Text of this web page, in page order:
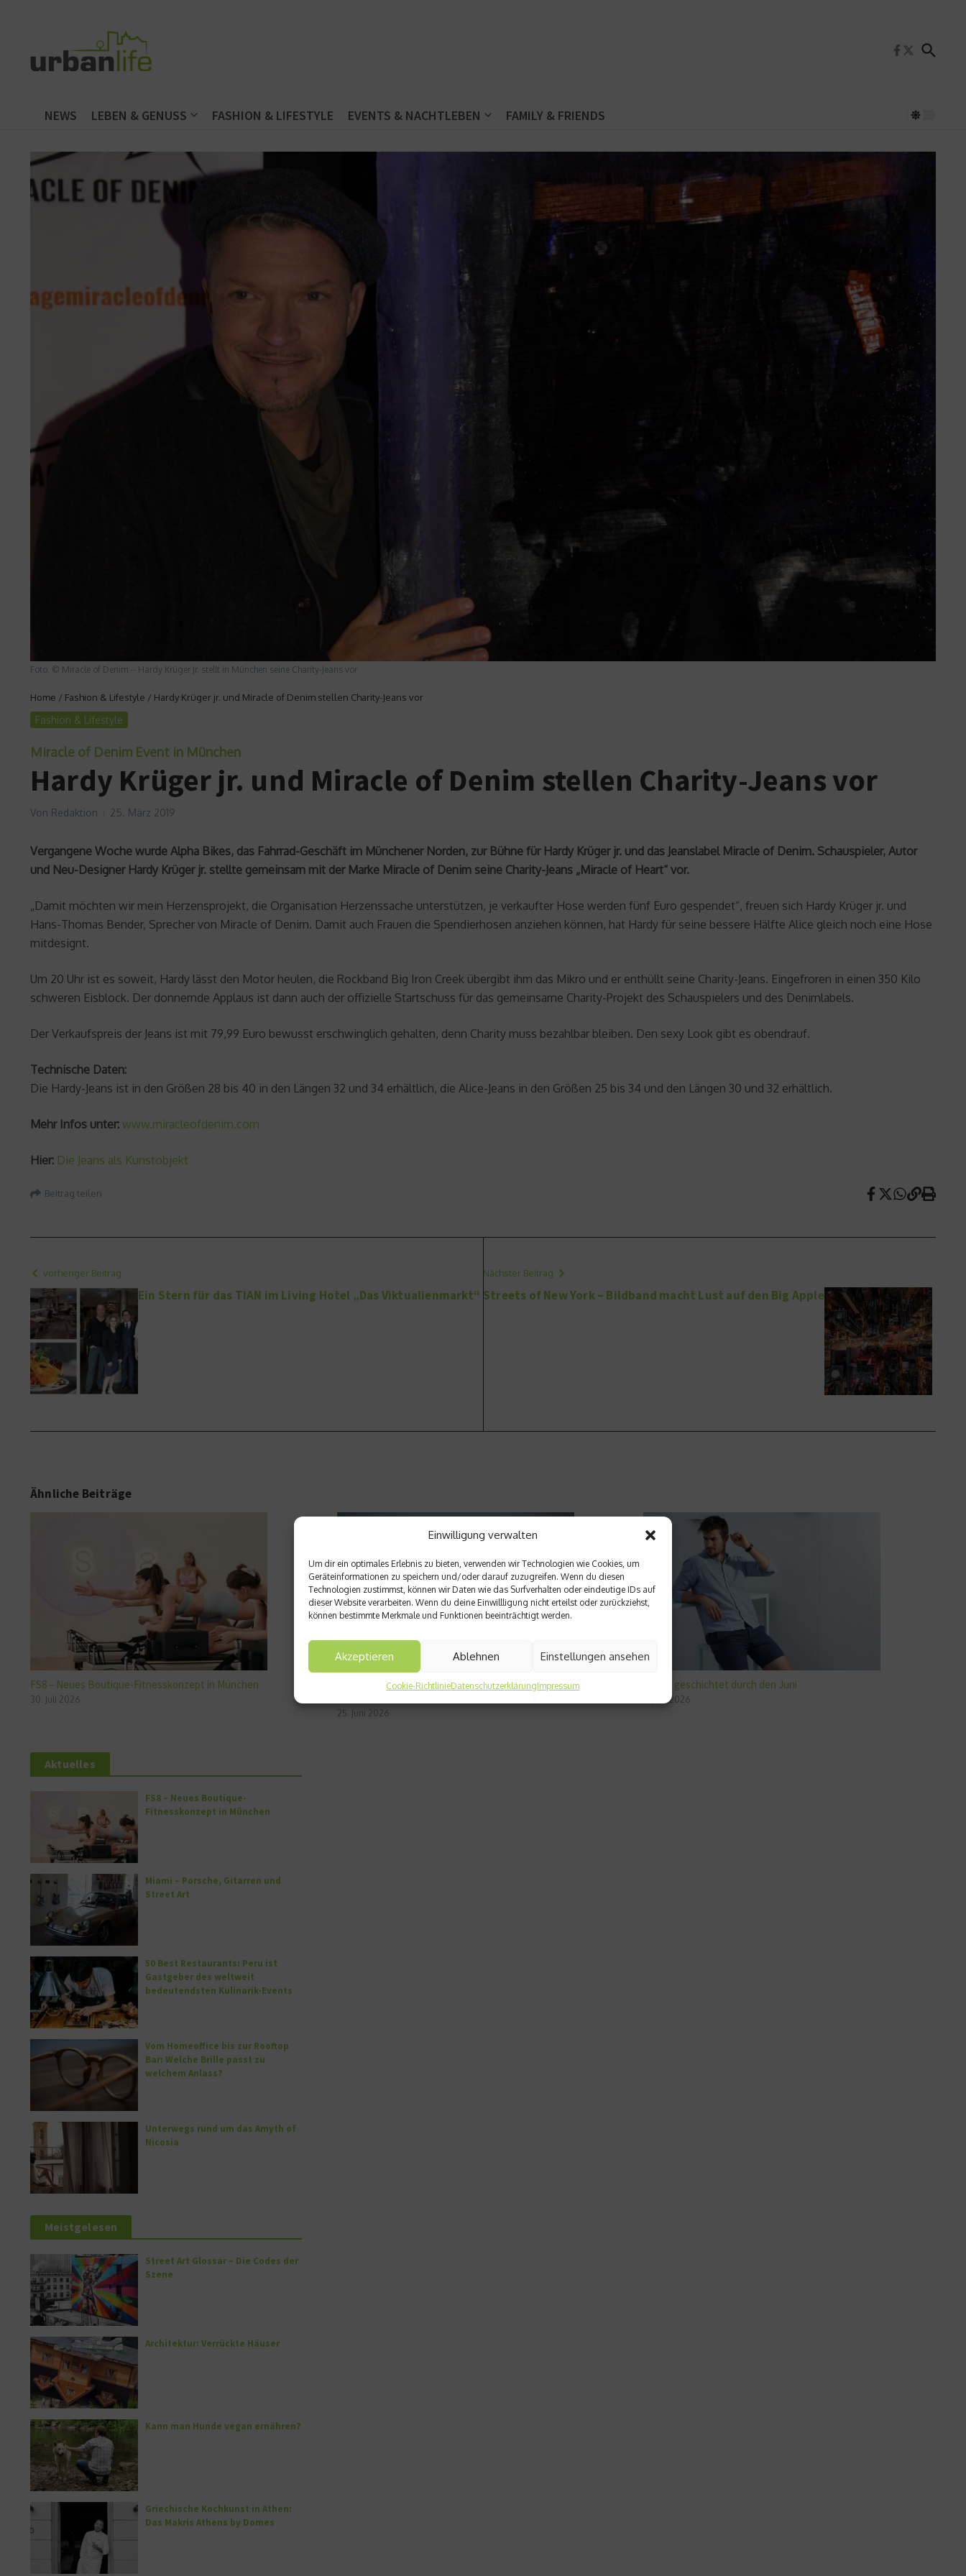
Einwilligung verwalten
Um dir ein optimales Erlebnis zu bieten, verwenden wir Technologien wie Cookies, um
Geräteinformationen zu speichern und/oder darauf zuzugreifen. Wenn du diesen
Technologien zustimmst, können wir Daten wie das Surfverhalten oder eindeutige IDs auf
dieser Website verarbeiten. Wenn du deine Einwillligung nicht erteilst oder zurückziehst,
können bestimmte Merkmale und Funktionen beeinträchtigt werden.
Akzeptieren Ablehnen Einstellungen ansehen
Cookie-RichtlinieDatenschutzerklärungImpressum
NEWS LEBEN & GENUSS FASHION & LIFESTYLE EVENTS & NACHTLEBEN FAMILY & FRIENDS
Foto: © Miracle of Denim -- Hardy Krüger Jr. stellt in München seine Charity-Jeans vor
Home / Fashion & Lifestyle / Hardy Krüger jr. und Miracle of Denim stellen Charity-Jeans vor
Fashion & Lifestyle
Miracle of Denim Event in München
Hardy Krüger jr. und Miracle of Denim stellen Charity-Jeans vor
Von Redaktion 25. März 2019
Vergangene Woche wurde Alpha Bikes, das Fahrrad-Geschäft im Münchener Norden, zur Bühne für Hardy Krüger jr. und das Jeanslabel Miracle of Denim. Schauspieler, Autor
und Neu-Designer Hardy Krüger jr. stellte gemeinsam mit der Marke Miracle of Denim seine Charity-Jeans „Miracle of Heart“ vor.
„Damit möchten wir mein Herzensprojekt, die Organisation Herzenssache unterstützen, je verkaufter Hose werden fünf Euro gespendet“, freuen sich Hardy Krüger jr. und
Hans-Thomas Bender, Sprecher von Miracle of Denim. Damit auch Frauen die Spendierhosen anziehen können, hat Hardy für seine bessere Hälfte Alice gleich noch eine Hose
mitdesignt.
Um 20 Uhr ist es soweit, Hardy lässt den Motor heulen, die Rockband Big Iron Creek übergibt ihm das Mikro und er enthüllt seine Charity-Jeans. Eingefroren in einen 350 Kilo
schweren Eisblock. Der donnernde Applaus ist dann auch der offizielle Startschuss für das gemeinsame Charity-Projekt des Schauspielers und des Denimlabels.
Der Verkaufspreis der Jeans ist mit 79,99 Euro bewusst erschwinglich gehalten, denn Charity muss bezahlbar bleiben. Den sexy Look gibt es obendrauf.
Technische Daten:
Die Hardy-Jeans ist in den Größen 28 bis 40 in den Längen 32 und 34 erhältlich, die Alice-Jeans in den Größen 25 bis 34 und den Längen 30 und 32 erhältlich.
Mehr Infos unter: www.miracleofdenim.com
Hier: Die Jeans als Kunstobjekt
Beitrag teilen
vorheriger Beitrag
Ein Stern für das TIAN im Living Hotel „Das Viktualienmarkt“
Nächster Beitrag
Streets of New York – Bildband macht Lust auf den Big Apple
Ähnliche Beiträge
FS8 – Neues Boutique-Fitnesskonzept in München
30. Juli 2026
Vom Homeoffice bis zur Rooftop Bar: Welche Brille passt zu
25. Juni 2026
Leicht geschichtet durch den Juni
3. Juni 2026
Aktuelles
FS8 – Neues Boutique-
Fitnesskonzept in München
Miami – Porsche, Gitarren und
Street Art
50 Best Restaurants: Peru ist
Gastgeber des weltweit
bedeutendsten Kulinarik-Events
Vom Homeoffice bis zur Rooftop
Bar: Welche Brille passt zu
welchem Anlass?
Unterwegs rund um das Amyth of
Nicosia
Meistgelesen
Street Art Glossar – Die Codes der
Szene
Architektur: Verrückte Häuser
Kann man Hunde vegan ernähren?
Griechische Kochkunst in Athen:
Das Makris Athens by Domes